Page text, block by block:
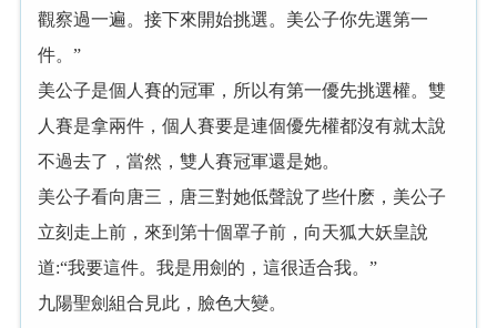
觀察過一遍。接下來開始挑選。美公子你先選第一
件。”
美公子是個人賽的冠軍，所以有第一優先挑選權。雙
人賽是拿兩件，個人賽要是連個優先權都沒有就太說
不過去了，當然，雙人賽冠軍還是她。
美公子看向唐三，唐三對她低聲說了些什麽，美公子
立刻走上前，來到第十個罩子前，向天狐大妖皇說
道:“我要這件。我是用劍的，這很适合我。”
九陽聖劍組合見此，臉色大變。